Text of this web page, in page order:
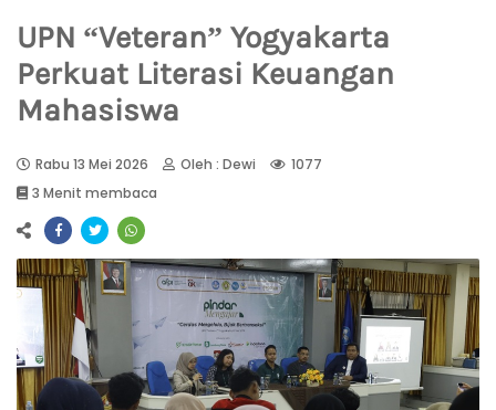
UPN “Veteran” Yogyakarta
Perkuat Literasi Keuangan
Mahasiswa
Rabu 13 Mei 2026 Oleh : Dewi
1077
3 Menit membaca